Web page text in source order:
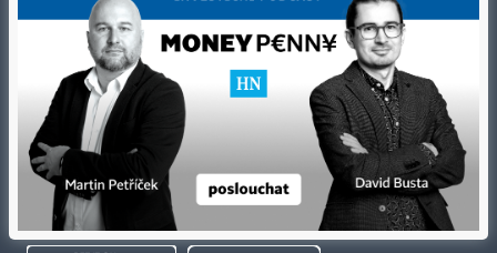
1996-2026Economia, a.s.
Hospodářské noviny (print) ISSN 0862-9587
Hospodářské noviny (online) ISSN 2787-950X
Certifikováno Sledujte nás
Stáhněte si aplikaci HN